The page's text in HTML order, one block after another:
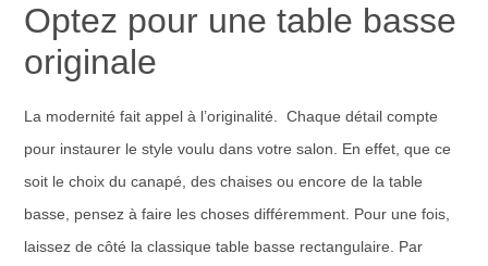
Optez pour une table basse
originale
La modernité fait appel à l’originalité. Chaque détail compte
pour instaurer le style voulu dans votre salon. En effet, que ce
soit le choix du canapé, des chaises ou encore de la table
basse, pensez à faire les choses différemment. Pour une fois,
laissez de côté la classique table basse rectangulaire. Par